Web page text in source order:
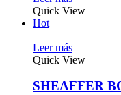
Quick View
Hot
Leer más
Quick View
SHEAFFER